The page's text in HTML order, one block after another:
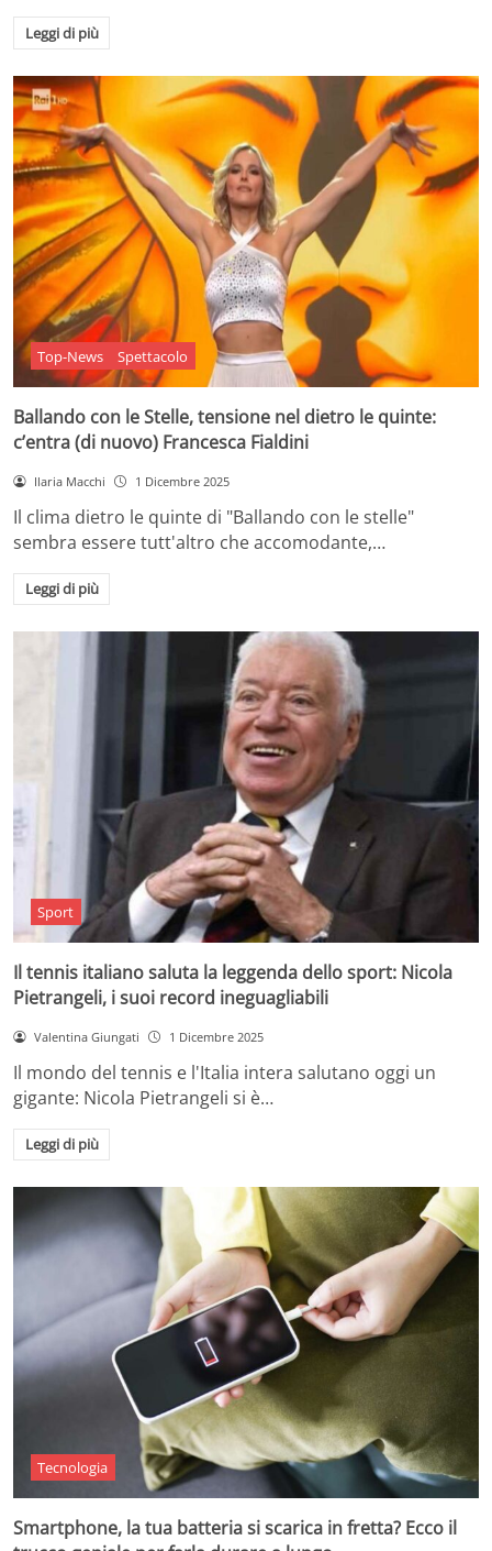
Leggi di più
Top-News Spettacolo
Ballando con le Stelle, tensione nel dietro le quinte:
c’entra (di nuovo) Francesca Fialdini
Ilaria Macchi 1 Dicembre 2025
Il clima dietro le quinte di "Ballando con le stelle"
sembra essere tutt'altro che accomodante,…
Leggi di più
Sport
Il tennis italiano saluta la leggenda dello sport: Nicola
Pietrangeli, i suoi record ineguagliabili
Valentina Giungati 1 Dicembre 2025
Il mondo del tennis e l'Italia intera salutano oggi un
gigante: Nicola Pietrangeli si è…
Leggi di più
Tecnologia
Smartphone, la tua batteria si scarica in fretta? Ecco il